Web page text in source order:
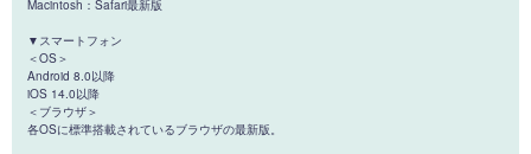
Macintosh：Safari最新版
▼スマートフォン
＜OS＞
Android 8.0以降
iOS 14.0以降
＜ブラウザ＞
各OSに標準搭載されているブラウザの最新版。